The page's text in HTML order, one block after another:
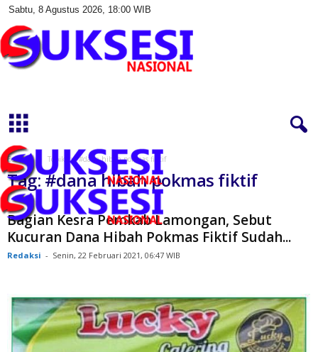
Sabtu, 8 Agustus 2026, 18:00 WIB
s
i
a
s
Beranda Topik #dana hibah pokmas fiktif
Tag: #dana hibah pokmas fiktif
Bagian Kesra Pemkab Lamongan, Sebut
Kucuran Dana Hibah Pokmas Fiktif Sudah...
Redaksi - Senin, 22 Februari 2021, 06:47 WIB